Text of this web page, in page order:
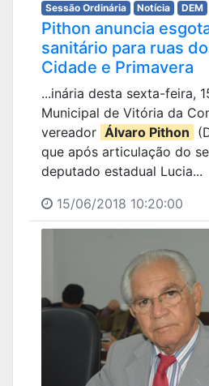
Sessão Ordinária
Notícia DEM
Pithon anuncia
sanitário para ruas
Cidade e Primavera
...inária desta sexta-feira,
Municipal de Vitória da
vereador Álvaro Pithon
que após articulação do
deputado estadual Lucia...
15/06/2018 10:20:00